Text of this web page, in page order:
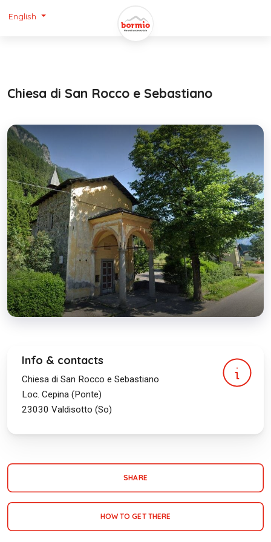
English
Chiesa di San Rocco e Sebastiano
Info & contacts
Chiesa di San Rocco e Sebastiano
Loc. Cepina (Ponte)
23030 Valdisotto (So)
SHARE
HOW TO GET THERE